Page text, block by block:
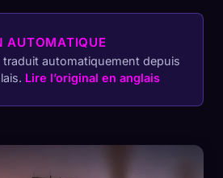
AUTOMATIQUE
traduit automatiquement depuis
Lire l’original en anglais